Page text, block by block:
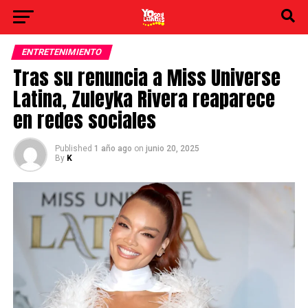
ENTRETENIMIENTO
Tras su renuncia a Miss Universe
Latina, Zuleyka Rivera reaparece
en redes sociales
Published 1 año ago on junio 20, 2025
By K